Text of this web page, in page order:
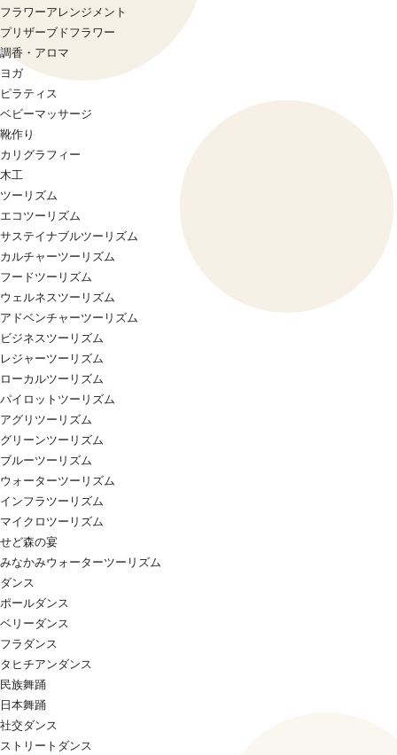
フラワーアレンジメント
プリザーブドフラワー
調香・アロマ
ヨガ
ピラティス
ベビーマッサージ
靴作り
カリグラフィー
木工
ツーリズム
エコツーリズム
サステイナブルツーリズム
カルチャーツーリズム
フードツーリズム
ウェルネスツーリズム
アドベンチャーツーリズム
ビジネスツーリズム
レジャーツーリズム
ローカルツーリズム
パイロットツーリズム
アグリツーリズム
グリーンツーリズム
ブルーツーリズム
ウォーターツーリズム
インフラツーリズム
マイクロツーリズム
せど森の宴
みなかみウォーターツーリズム
ダンス
ポールダンス
ベリーダンス
フラダンス
タヒチアンダンス
民族舞踊
日本舞踊
社交ダンス
ストリートダンス